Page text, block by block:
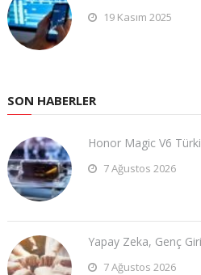
19 Kasım 2025
SON HABERLER
Honor Magic V6
7 Ağustos 2026
Yapay Zeka, Genç
7 Ağustos 2026